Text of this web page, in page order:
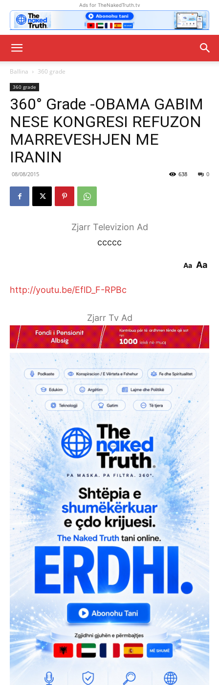
Ads for TheNakedTruth.tv
Ballina 360 grade
360 grade
360° Grade -OBAMA GABIM
NESE KONGRESI REFUZON
MARREVESHJEN ME
IRANIN
08/08/2015 0
638
Zjarr Televizion Ad
ccccc
Aa Aa
http://youtu.be/EflD_F-RPBc
Zjarr Tv Ad